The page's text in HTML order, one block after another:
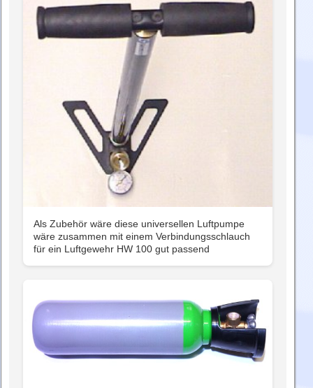
Als Zubehör wäre diese universellen Luftpumpe
wäre zusammen mit einem Verbindungsschlauch
für ein Luftgewehr HW 100 gut passend